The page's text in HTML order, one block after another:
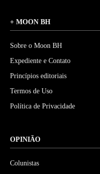
+ MOON BH
Sobre o Moon BH
Expediente e Contato
Princípios editoriais
Termos de Uso
Política de Privacidade
OPINIÃO
Colunistas